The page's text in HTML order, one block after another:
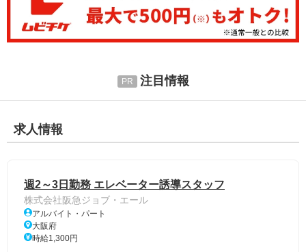
注目情報
求人情報
週2～3日勤務 エレベーター誘導スタッフ
株式会社阪急ジョブ・エール
アルバイト・パート
大阪府
時給1,300円